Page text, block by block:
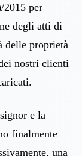
2015 per
degli atti di
delle proprietà
nostri clienti
e la
finalmente
una